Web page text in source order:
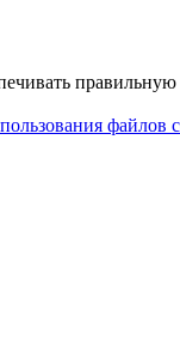
правильную
файлов